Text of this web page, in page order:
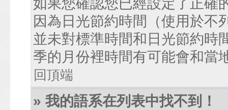
因為日光節約時間（使用於不
並未對標準時間和日光節約時
季的月份裡時間有可能會和當
回頂端
» 我的語系在列表中找不到！